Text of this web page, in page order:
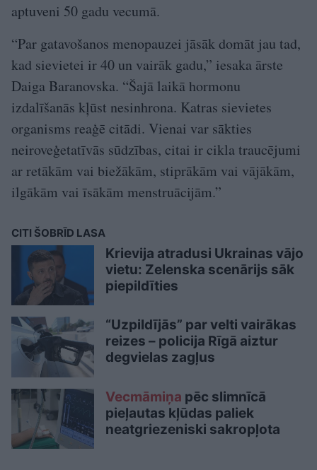
aptuveni 50 gadu vecumā.
“Par gatavošanos menopauzei jāsāk domāt jau tad,
kad sievietei ir 40 un vairāk gadu,” iesaka ārste
Daiga Baranovska. “Šajā laikā hormonu
izdalīšanās kļūst nesinhrona. Katras sievietes
organisms reaģē citādi. Vienai var sākties
neiroveģetatīvās sūdzības, citai ir cikla traucējumi
ar retākām vai biežākām, stiprākām vai vājākām,
ilgākām vai īsākām menstruācijām.”
CITI ŠOBRĪD LASA
Krievija atradusi Ukrainas vājo
vietu: Zelenska scenārijs sāk
piepildīties
“Uzpildījās” par velti vairākas
reizes – policija Rīgā aiztur
degvielas zagļus
Vecmāmiņa pēc slimnīcā
pieļautas kļūdas paliek
neatgriezeniski sakropļota